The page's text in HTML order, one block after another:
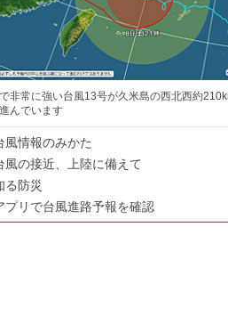
非常に強い台風13号が久米島の西北西約
んでいます
風情報のみかた
風の接近、上陸に備えて
る防災
プリで台風進路予報を確認